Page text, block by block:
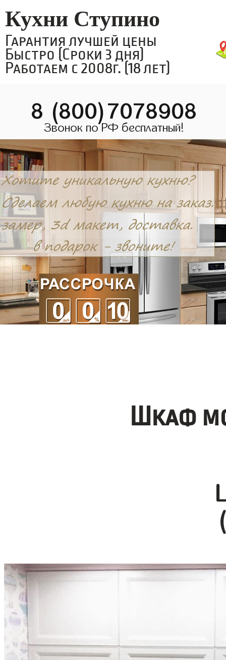
Кухни Ступино
Гарантия лучшей цены
Быстро (Сроки 3 дня)
Работаем с 2008г. (18 лет)
8 (800)7078908
Звонок по РФ бесплатный!
Шкаф